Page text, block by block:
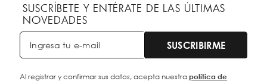
SUSCRÍBETE Y ENTÉRATE DE LAS ÚLTIMAS
NOVEDADES
SUSCRIBIRME
Al registrar y confirmar sus datos, acepta nuestrapolítica de